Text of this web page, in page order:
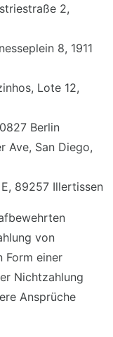
2,
8, 1911
Lote 12,
Berlin
Ave, San Diego,
89257 Illertissen
von
Form einer
Nichtzahlung
Ansprüche